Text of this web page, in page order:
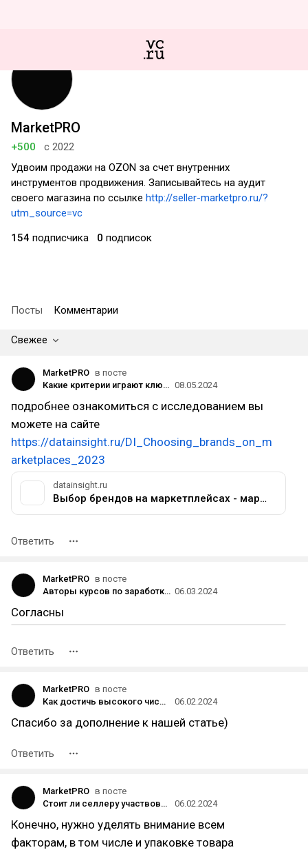
MarketPRO
+500
с 2022
Удвоим продажи на OZON за счет внутренних
инструментов продвижения. Записывайтесь на аудит
своего магазина по ссылке http://seller-marketpro.ru/?
utm_source=vc
154 подписчика 0 подписок
Посты Комментарии
Свежее
MarketPRO в посте
Какие критерии играют ключевую роль при выборе новых товаров? 08.05.2024
подробнее ознакомиться с исследованием вы
можете на сайте
https://datainsight.ru/DI_Choosing_brands_on_m
arketplaces_2023
datainsight.ru
Выбор брендов на маркетплейсах - маркетинговое исследование от агентства Data Insight
Ответить
MarketPRO в посте
Авторы курсов по заработку на маркетплейсах не расскажут вам об этом 06.03.2024
Согласны
Ответить
MarketPRO в посте
Как достичь высокого числа заказов
06.02.2024
Спасибо за дополнение к нашей статье)
Ответить
MarketPRO в посте
Стоит ли селлеру участвовать в акциях маркетплейсов
06.02.2024
Конечно, нужно уделять внимание всем
факторам, в том числе и упаковке товара